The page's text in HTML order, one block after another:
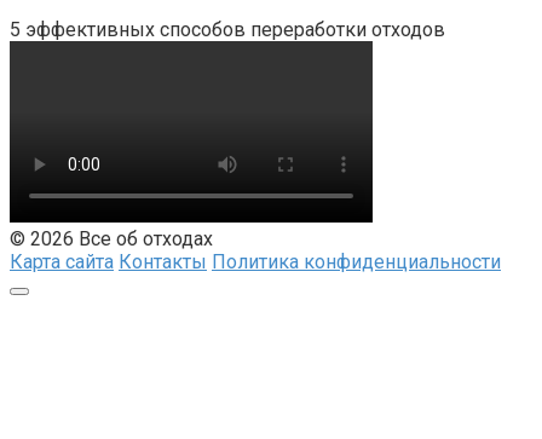
5 эффективных способов переработки отходов
© 2026 Все об отходах
Карта сайта Контакты Политика конфиденциальности